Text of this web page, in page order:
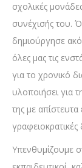
σχολικές
συνέχισής του.
δημιούργησε
όλες μας τις
για το χρονικό
υλοποιήσει για
της με
γραφειοκρατικές
Υπενθυμίζουμε